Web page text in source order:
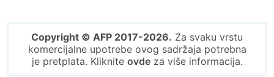
Copyright © AFP 2017-2026. Za svaku vrstu
komercijalne upotrebe ovog sadržaja potrebna
je pretplata. Kliknite ovdeza više informacija.